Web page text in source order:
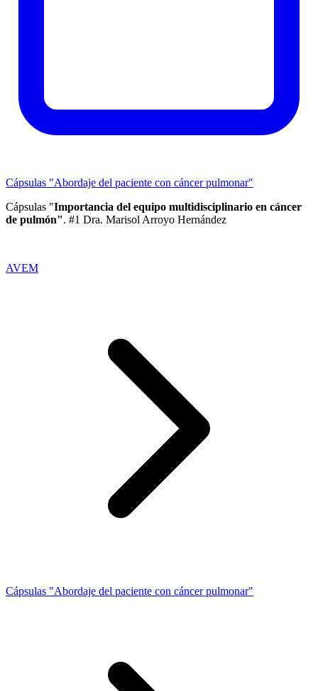
Cápsulas "Abordaje del paciente con cáncer pulmonar"
Cápsulas "Importancia del equipo multidisciplinario en cáncer
de pulmón". #1 Dra. Marisol Arroyo Hernández
AVEM
Cápsulas "Abordaje del paciente con cáncer pulmonar"